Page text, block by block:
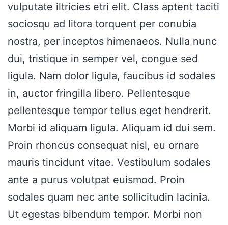
vulputate iltricies etri elit. Class aptent taciti
sociosqu ad litora torquent per conubia
nostra, per inceptos himenaeos. Nulla nunc
dui, tristique in semper vel, congue sed
ligula. Nam dolor ligula, faucibus id sodales
in, auctor fringilla libero. Pellentesque
pellentesque tempor tellus eget hendrerit.
Morbi id aliquam ligula. Aliquam id dui sem.
Proin rhoncus consequat nisl, eu ornare
mauris tincidunt vitae. Vestibulum sodales
ante a purus volutpat euismod. Proin
sodales quam nec ante sollicitudin lacinia.
Ut egestas bibendum tempor. Morbi non